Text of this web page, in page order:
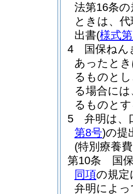
法第16条
ときは、
出書(様式
4
国保ね
あったと
るものと
る場合に
るものと
5
弁明は、
第8号)の提
(特別療養
第10条
国
同項の規定
弁明によ